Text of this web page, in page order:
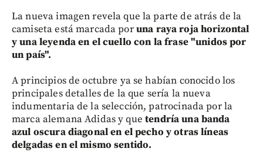
La nueva imagen revela que la parte de atrás de la
camiseta está marcada poruna raya roja horizontal
y una leyenda en el cuello con la frase "unidos por
un país".
A principios de octubre ya se habían conocido los
principales detalles de la que sería la nueva
indumentaria de la selección, patrocinada por la
marca alemana Adidas y quetendría una banda
azul oscura diagonal en el pecho y otras líneas
delgadas en el mismo sentido.